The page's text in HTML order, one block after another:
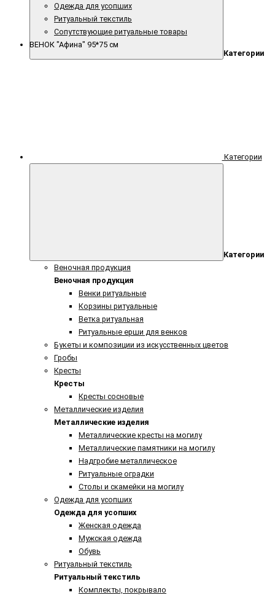
Категории
Категории
Категории
Веночная продукция
Веночная продукция
Венки ритуальные
Корзины ритуальные
Ветка ритуальная
Ритуальные ерши для венков
Букеты и композиции из искусственных цветов
Гробы
Кресты
Кресты
Кресты сосновые
Металлические изделия
Металлические изделия
Металлические кресты на могилу
Металлические памятники на могилу
Надгробие металлическое
Ритуальные оградки
Столы и скамейки на могилу
Одежда для усопших
Одежда для усопших
Женская одежда
Мужская одежда
Обувь
Ритуальный текстиль
Ритуальный текстиль
Комплекты, покрывало
Одежда для усопших
Ритуальный текстиль
Сопутствующие ритуальные товары
ВЕНОК "Афина" 95*75 см